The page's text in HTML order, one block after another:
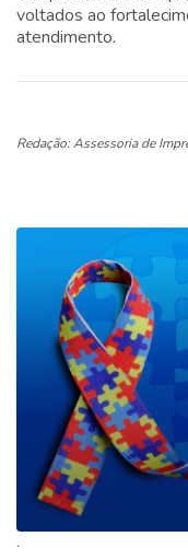
voltados ao
atendimento.
Redação: Assessoria de
.